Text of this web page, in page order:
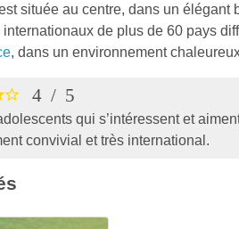
située au centre, dans un
de plus de 60 pays
, dans un environnement
4 / 5
qui s’intéressent et aiment
convivial et très international.